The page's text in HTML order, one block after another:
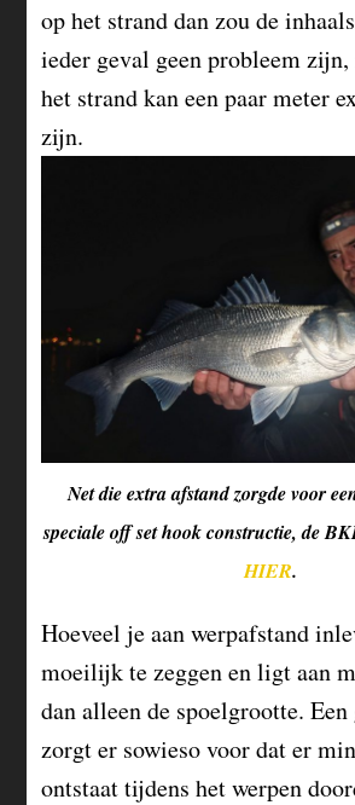
op het strand dan zou de
ieder geval geen probleem
het strand kan een paar meter
zijn.
Net die extra afstand zorgde voor
speciale off set hook constructie, de
HIER.
Hoeveel je aan werpafstand
moeilijk te zeggen en ligt aan
dan alleen de spoelgrootte.
zorgt er sowieso voor dat er
ontstaat tijdens het werpen